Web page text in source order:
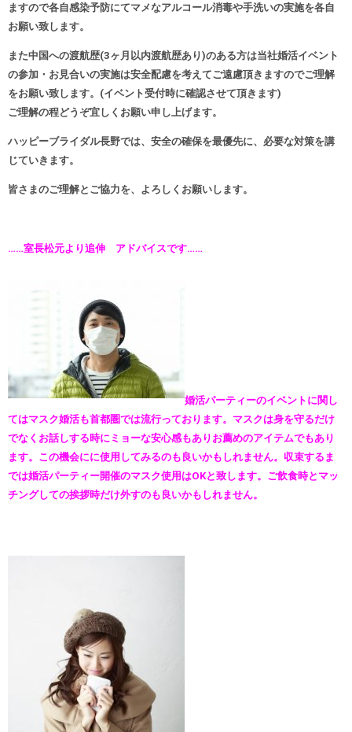
ますので各自感染予防にてマメなアルコール消毒や手洗いの実施を各自
お願い致します。
また中国への渡航歴(3ヶ月以内渡航歴あり)のある方は当社婚活イベント
の参加・お見合いの実施は安全配慮を考えてご遠慮頂きますのでご理解
をお願い致します。(イベント受付時に確認させて頂きます)
ご理解の程どうぞ宜しくお願い申し上げます。
ハッピーブライダル長野では、安全の確保を最優先に、必要な対策を講
じていきます。
皆さまのご理解とご協力を、よろしくお願いします。
……室長松元より追伸 アドバイスです……
婚活パーティーのイベントに関し
てはマスク婚活も首都圏では流行っております。マスクは身を守るだけ
でなくお話しする時にミョーな安心感もありお薦めのアイテムでもあり
ます。この機会にに使用してみるのも良いかもしれません。収束するま
では婚活パーティー開催のマスク使用はOKと致します。ご飲食時とマッ
チングしての挨拶時だけ外すのも良いかもしれません。